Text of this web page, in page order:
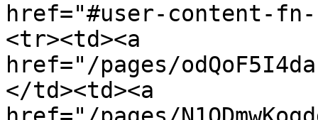
href="#user-content-
<tr><td><a
href="/pages/
</td><td><a